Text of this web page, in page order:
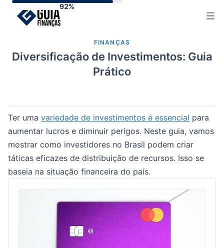
FINANÇAS
Diversificação de Investimentos: Guia
Prático
Ter uma variedade de investimentos é essencial para
aumentar lucros e diminuir perigos. Neste guia, vamos
mostrar como investidores no Brasil podem criar
táticas eficazes de distribuição de recursos. Isso se
baseia na situação financeira do país.